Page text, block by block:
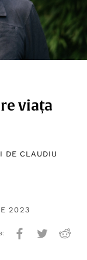
viața
DE CLAUDIU
2023